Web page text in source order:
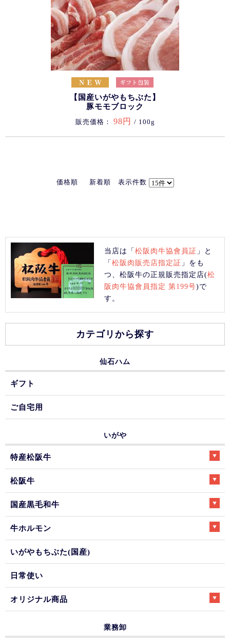
【国産いがやもちぶた】
豚モモブロック
販売価格： 98円 / 100g
価格順 新着順 表示件数
当店は「松阪肉牛協會員証 」と
「松阪肉販売店指定証 」をも
つ、松阪牛の正規販売指定店(松
阪肉牛協會員指定 第199号)で
す。
カテゴリから探す
仙石ハム
ギフト
ご自宅用
いがや
特産松阪牛
松阪牛
国産黒毛和牛
牛ホルモン
いがやもちぶた(国産)
日常使い
オリジナル商品
業務卸